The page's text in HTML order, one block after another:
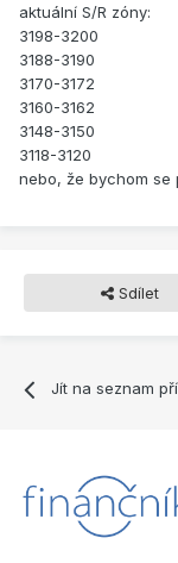
aktuální S/R zóny:
3198-3200
3188-3190
3170-3172
3160-3162
3148-3150
3118-3120
nebo, že bychom se
Sdílet
Jít na seznam